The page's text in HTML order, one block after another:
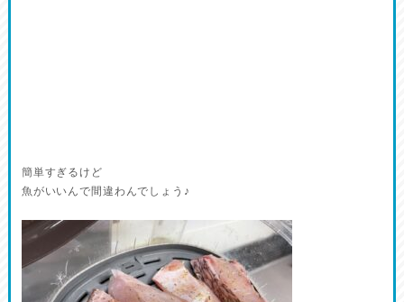
簡単すぎるけど
魚がいいんで間違わんでしょう♪